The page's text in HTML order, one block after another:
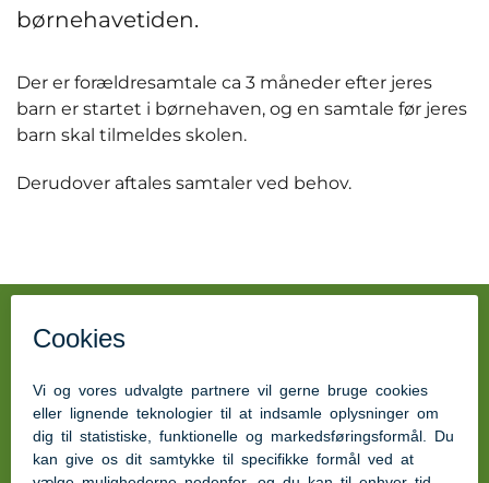
børnehavetiden.
Der er forældresamtale ca 3 måneder efter jeres
barn er startet i børnehaven, og en samtale før jeres
barn skal tilmeldes skolen.
Derudover aftales samtaler ved behov.
Børnehaven Sønderskov
Sønderskovvej 23
6360 Tinglev